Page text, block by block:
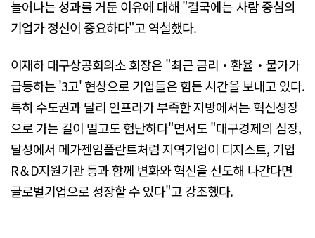
늘어나는 성과를 거둔 이유에 대해 "결국에는 사람 중심의
기업가 정신이 중요하다"고 역설했다.
이재하 대구상공회의소 회장은 "최근 금리・환율・물가가
급등하는 '3고' 현상으로 기업들은 힘든 시간을 보내고 있다.
특히 수도권과 달리 인프라가 부족한 지방에서는 혁신성장
으로 가는 길이 멀고도 험난하다"면서도 "대구경제의 심장,
달성에서 메가젠임플란트처럼 지역기업이 디지스트, 기업
R＆D지원기관 등과 함께 변화와 혁신을 선도해 나간다면
글로벌기업으로 성장할 수 있다"고 강조했다.